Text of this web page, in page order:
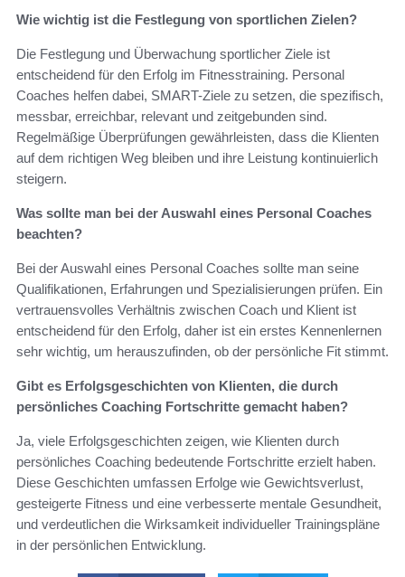
Wie wichtig ist die Festlegung von sportlichen Zielen?
Die Festlegung und Überwachung sportlicher Ziele ist
entscheidend für den Erfolg im Fitnesstraining. Personal
Coaches helfen dabei, SMART-Ziele zu setzen, die spezifisch,
messbar, erreichbar, relevant und zeitgebunden sind.
Regelmäßige Überprüfungen gewährleisten, dass die Klienten
auf dem richtigen Weg bleiben und ihre Leistung kontinuierlich
steigern.
Was sollte man bei der Auswahl eines Personal Coaches
beachten?
Bei der Auswahl eines Personal Coaches sollte man seine
Qualifikationen, Erfahrungen und Spezialisierungen prüfen. Ein
vertrauensvolles Verhältnis zwischen Coach und Klient ist
entscheidend für den Erfolg, daher ist ein erstes Kennenlernen
sehr wichtig, um herauszufinden, ob der persönliche Fit stimmt.
Gibt es Erfolgsgeschichten von Klienten, die durch
persönliches Coaching Fortschritte gemacht haben?
Ja, viele Erfolgsgeschichten zeigen, wie Klienten durch
persönliches Coaching bedeutende Fortschritte erzielt haben.
Diese Geschichten umfassen Erfolge wie Gewichtsverlust,
gesteigerte Fitness und eine verbesserte mentale Gesundheit,
und verdeutlichen die Wirksamkeit individueller Trainingspläne
in der persönlichen Entwicklung.